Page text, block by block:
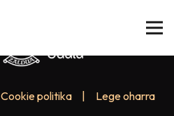
Cookie politika Lege oharra